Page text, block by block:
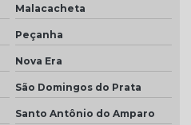
Malacacheta
Peçanha
Nova Era
São Domingos do Prata
Santo Antônio do Amparo